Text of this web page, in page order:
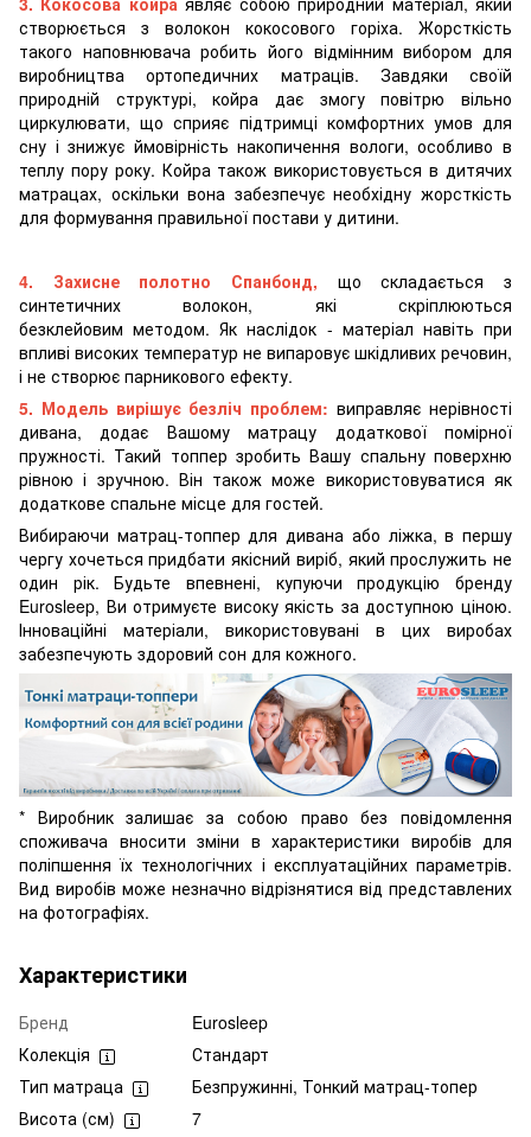
створюється з волокон кокосового горіха. Жорсткість
такого наповнювача робить його відмінним вибором для
виробництва ортопедичних матраців. Завдяки своїй
природній структурі, койра дає змогу повітрю вільно
циркулювати, що сприяє підтримці комфортних умов для
сну і знижує ймовірність накопичення вологи, особливо в
теплу пору року. Койра також використовується в дитячих
матрацах, оскільки вона забезпечує необхідну жорсткість
для формування правильної постави у дитини.
4. Захисне полотно Спанбонд, що складається з
синтетичних волокон, які скріплюються
безклейовим методом. Як наслідок - матеріал навіть при
впливі високих температур не випаровує шкідливих речовин,
і не створює парникового ефекту.
5. Модель вирішує безліч проблем:виправляє нерівності
дивана, додає Вашому матрацу додаткової помірної
пружності. Такий топпер зробить Вашу спальну поверхню
рівною і зручною. Він також може використовуватися як
додаткове спальне місце для гостей.
Вибираючи матрац-топпер для дивана або ліжка, в першу
чергу хочеться придбати якісний виріб, який прослужить не
один рік. Будьте впевнені, купуючи продукцію бренду
Eurosleep, Ви отримуєте високу якість за доступною ціною.
Інноваційні матеріали, використовувані в цих виробах
забезпечують здоровий сон для кожного.
* Виробник залишає за собою право без повідомлення
споживача вносити зміни в характеристики виробів для
поліпшення їх технологічних і експлуатаційних параметрів.
Вид виробів може незначно відрізнятися від представлених
на фотографіях.
Характеристики
Бренд
Eurosleep
Колекція
Стандарт
Тип матраца
Безпружинні, Тонкий матрац-топер
Висота (см)
7